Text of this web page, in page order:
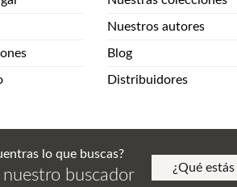
Nuestros autores
Blog
Distribuidores
lo que buscas?
buscador